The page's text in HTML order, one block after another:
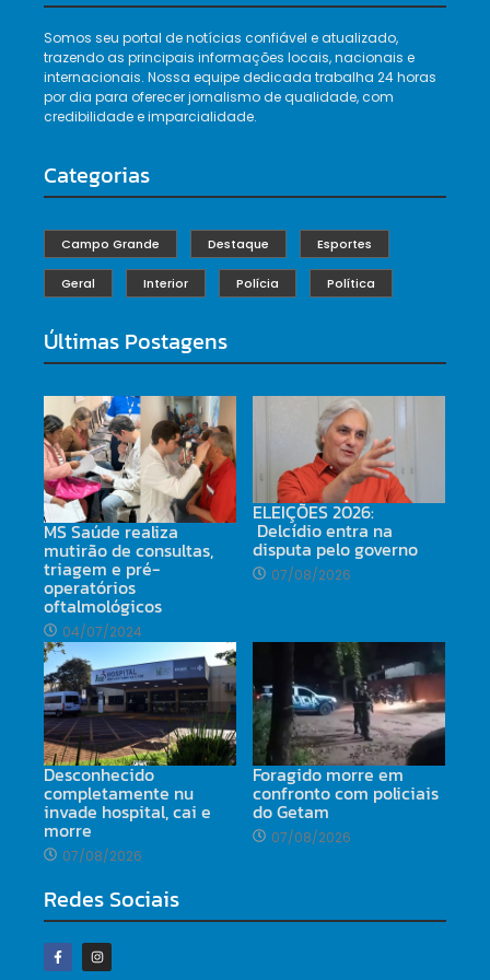
Somos seu portal de notícias confiável e atualizado,
trazendo as principais informações locais, nacionais e
internacionais. Nossa equipe dedicada trabalha 24 horas
por dia para oferecer jornalismo de qualidade, com
credibilidade e imparcialidade.
Categorias
Campo Grande Destaque Esportes
Geral Interior Polícia Política
Últimas Postagens
MS Saúde realiza
mutirão de consultas,
triagem e pré-
operatórios
oftalmológicos
04/07/2024
ELEIÇÕES 2026:
Delcídio entra na
disputa pelo governo
07/08/2026
Desconhecido
completamente nu
invade hospital, cai e
morre
07/08/2026
Foragido morre em
confronto com policiais
do Getam
07/08/2026
Redes Sociais